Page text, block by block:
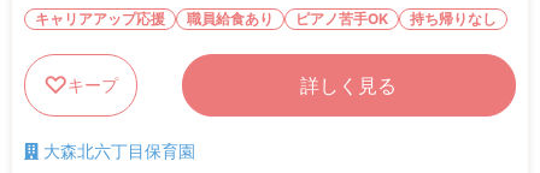
キャリアアップ応援
職員給食あり ピアノ苦手OK 持ち帰りなし
キープ 詳しく見る
大森北六丁目保育園